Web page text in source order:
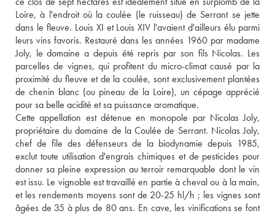
Loire, à l'endroit où la coulée (le ruisseau) de Serrant se jette
dans le fleuve. Louis XI et Louis XIV l'avaient d'ailleurs élu parmi
leurs vins favoris. Restauré dans les années 1960 par madame
Joly, le domaine a depuis été repris par son fils Nicolas. Les
parcelles de vignes, qui profitent du micro-climat causé par la
proximité du fleuve et de la coulée, sont exclusivement plantées
de chenin blanc (ou pineau de la Loire), un cépage apprécié
pour sa belle acidité et sa puissance aromatique.
Cette appellation est détenue en monopole par Nicolas Joly,
propriétaire du domaine de la Coulée de Serrant. Nicolas Joly,
chef de file des défenseurs de la biodynamie depuis 1985,
exclut toute utilisation d'engrais chimiques et de pesticides pour
donner sa pleine expression au terroir remarquable dont le vin
est issu. Le vignoble est travaillé en partie à cheval ou à la main,
et les rendements moyens sont de 20-25 hl/h ; les vignes sont
âgées de 35 à plus de 80 ans. En cave, les vinifications se font